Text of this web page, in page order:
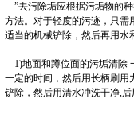
”去污除垢应根据污垢物的
方法。对于轻度的污迹，只需
适当的机械铲除，然后再用水
1)地面和蹲位面的污垢清除
一定的时间，然后用长柄刷用
铲除，然后用清水冲洗干净,